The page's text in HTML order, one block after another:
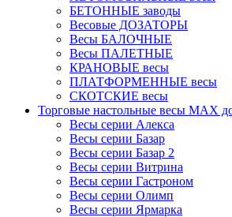
БЕТОННЫЕ заводы
Весовые ДОЗАТОРЫ
Весы БАЛОЧНЫЕ
Весы ПАЛЕТНЫЕ
КРАНОВЫЕ весы
ПЛАТФОРМЕННЫЕ весы
СКОТСКИЕ весы
Торговые настольные весы MAX
Весы серии Алекса
Весы серии Базар
Весы серии Базар 2
Весы серии Витрина
Весы серии Гастроном
Весы серии Олимп
Весы серии Ярмарка